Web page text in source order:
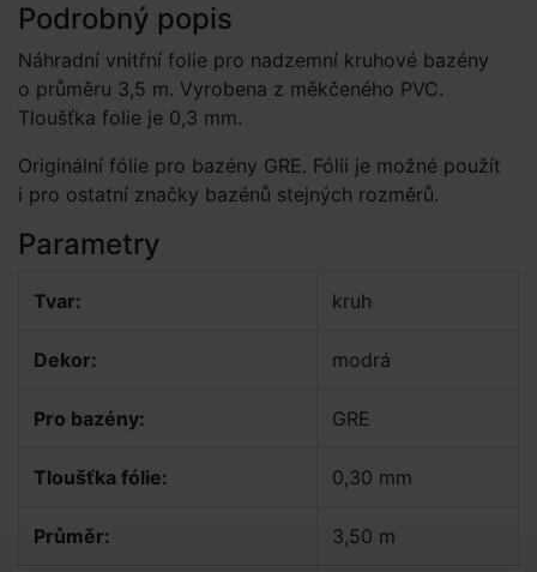
Podrobný popis
Náhradní vnitřní folie pro nadzemní kruhové bazény
o průměru 3,5 m. Vyrobena z měkčeného PVC.
Tloušťka folie je 0,3 mm.
Originální fólie pro bazény GRE. Fólii je možné použít
i pro ostatní značky bazénů stejných rozměrů.
Parametry
Tvar: kruh
Dekor: modrá
Pro bazény: GRE
Tloušťka fólie: 0,30 mm
Průměr: 3,50 m